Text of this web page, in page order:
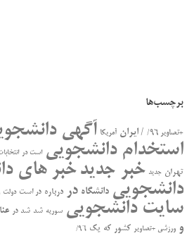
برچسب‌ها
+تصاویر ۹۶/ / ایران آمریکا آگهی
استخدام دانشجویی است در انتخابات
تهران جدید خبر جدیدخبر های
دانشجویی دانشگاه در درباره در ﺍﺳﺖ دولت را
سایت دانشجویی سوریه شد شد در
ورزشی +تصاویر کشور که یک ۹۶/